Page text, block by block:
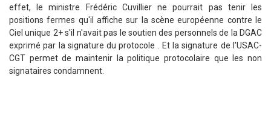
effet, le ministre Frédéric Cuvillier ne pourrait pas tenir les
positions fermes qu'il affiche sur la scène européenne contre le
Ciel unique 2+ s'il n'avait pas le soutien des personnels de la DGAC
exprimé par la signature du protocole . Et la signature de l'USAC-
CGT permet de maintenir la politique protocolaire que les non
signataires condamnent.